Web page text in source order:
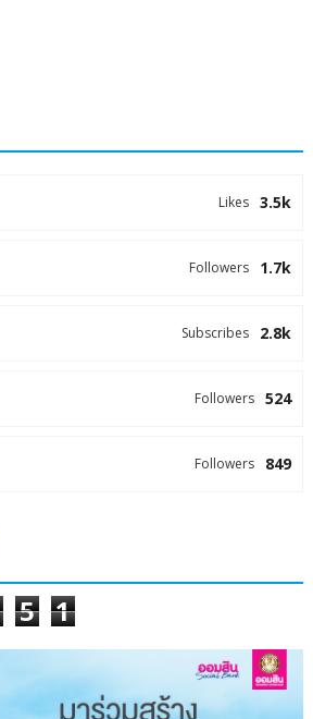
3.5k
Likes
1.7k
Followers
2.8k
Subscribes
524
Followers
849
Followers
5 1